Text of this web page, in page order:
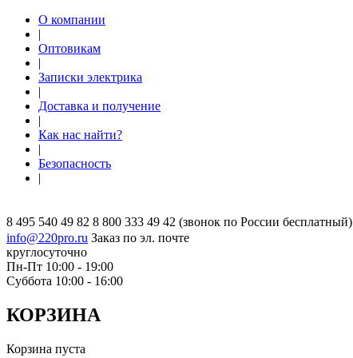
О компании
|
Оптовикам
|
Записки электрика
|
Доставка и получение
|
Как нас найти?
|
Безопасность
|
8 495 540 49 82 8 800 333 49 42 (звонок по России бесплатный)
info@220pro.ru Заказ по эл. почте
круглосуточно
Пн-Пт 10:00 - 19:00
Суббота 10:00 - 16:00
КОРЗИНА
Корзина пуста